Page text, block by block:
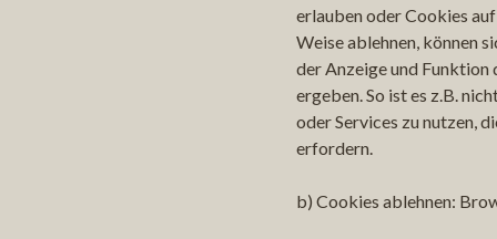
erlauben oder Cookies
Weise ablehnen, können
der Anzeige und Funktion
ergeben. So ist es z.B.
oder Services zu nutzen,
erfordern.
b) Cookies ablehnen: